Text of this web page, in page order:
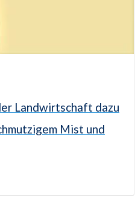
Landwirtschaft dazu
Mist und